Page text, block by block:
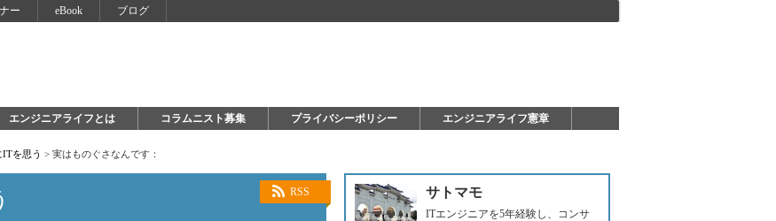
ー eBook ブログ
エンジニアライフとは コラムニスト募集 プライバシーポリシー エンジニアライフ憲章
を思う > 実はものぐさなんです：
RSS サトマモ
ITエンジニアを5年経験し、コンサ